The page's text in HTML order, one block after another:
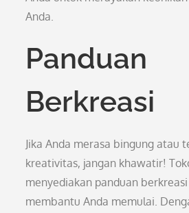
Anda.
Panduan
Berkreasi
Jika Anda merasa bingung atau
kreativitas, jangan khawatir!
menyediakan panduan
membantu Anda memulai.